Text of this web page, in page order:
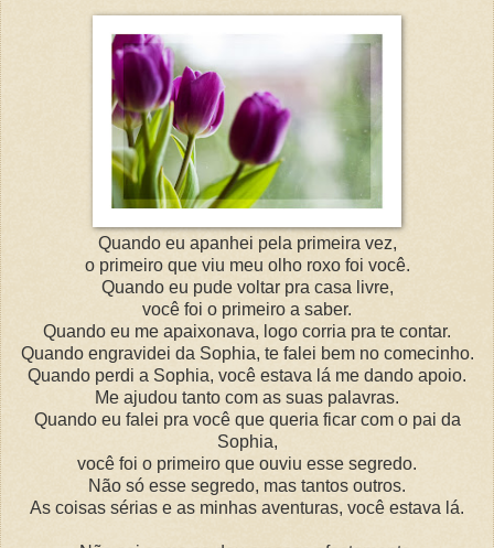
Quando eu apanhei pela primeira vez,
o primeiro que viu meu olho roxo foi você.
Quando eu pude voltar pra casa livre,
você foi o primeiro a saber.
Quando eu me apaixonava, logo corria pra te contar.
Quando engravidei da Sophia, te falei bem no comecinho.
Quando perdi a Sophia, você estava lá me dando apoio.
Me ajudou tanto com as suas palavras.
Quando eu falei pra você que queria ficar com o pai da
Sophia,
você foi o primeiro que ouviu esse segredo.
Não só esse segredo, mas tantos outros.
As coisas sérias e as minhas aventuras, você estava lá.